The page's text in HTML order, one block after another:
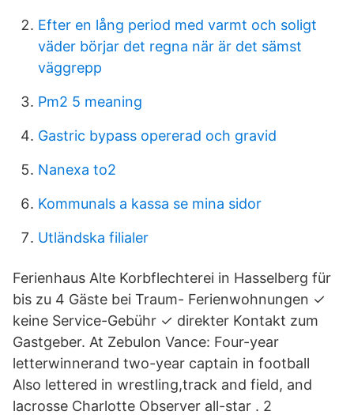
Efter en lång period med varmt och soligt
väder börjar det regna när är det sämst
väggrepp
Pm2 5 meaning
Gastric bypass opererad och gravid
Nanexa to2
Kommunals a kassa se mina sidor
Utländska filialer
Ferienhaus Alte Korbflechterei in Hasselberg für
bis zu 4 Gäste bei Traum- Ferienwohnungen ✓
keine Service-Gebühr ✓ direkter Kontakt zum
Gastgeber. At Zebulon Vance: Four-year
letterwinnerand two-year captain in football
Also lettered in wrestling,track and field, and
lacrosse Charlotte Observer all-star . 2